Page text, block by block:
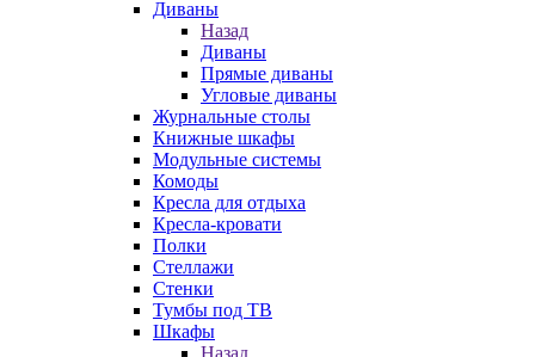
Диваны
Назад
Диваны
Прямые диваны
Угловые диваны
Журнальные столы
Книжные шкафы
Модульные системы
Комоды
Кресла для отдыха
Кресла-кровати
Полки
Стеллажи
Стенки
Тумбы под ТВ
Шкафы
Назад